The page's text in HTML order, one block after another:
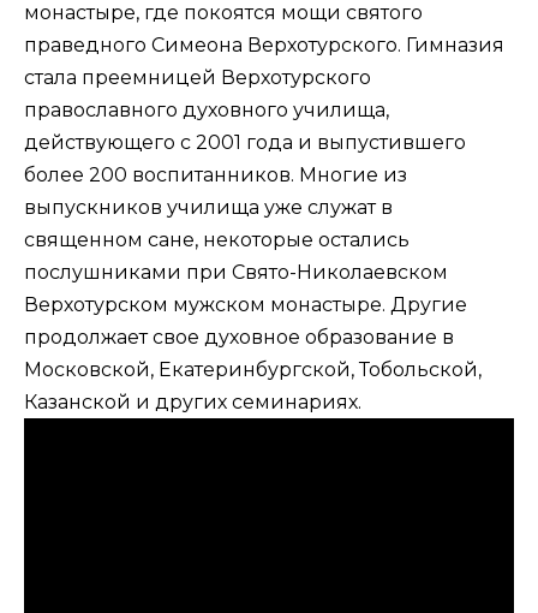
монастыре, где поко­ятся мощи святого
праведного Симеона Вер­хотурского. Гимназия
стала преемницей Верхотурского
православного духовного училища,
действующего с 2001 года и выпустившего
более 200 воспитанников. Многие из
выпускников училища уже служат в
священном сане, некоторые остались
послушниками при Свято-Никола­евском
Верхотурском мужском монастыре. Другие
продолжает свое ду­ховное образование в
Московской, Екатерин­бургской, Тобольской,
Казанской и других семинариях.